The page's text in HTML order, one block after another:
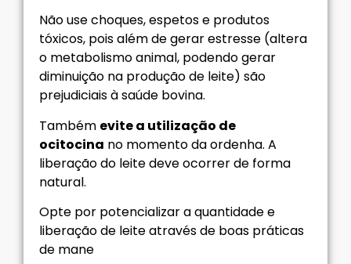
Não use choques, espetos e produtos
tóxicos, pois além de gerar estresse (altera
o metabolismo animal, podendo gerar
diminuição na produção de leite) são
prejudiciais à saúde bovina.
Também evite a utilização de
ocitocina no momento da ordenha. A
liberação do leite deve ocorrer de forma
natural.
Opte por potencializar a quantidade e
liberação de leite através de boas práticas
de mane